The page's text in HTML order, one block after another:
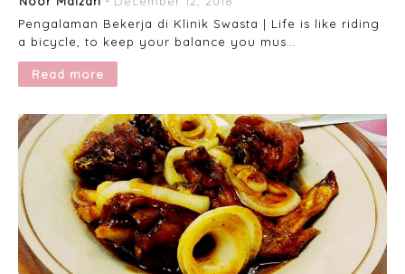
Pengalaman Bekerja di Klinik Swasta | Life is like riding
a bicycle, to keep your balance you mus…
Read more